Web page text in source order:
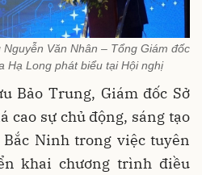
Văn Nhân – Tổng Giám đốc
Hạ Long phát biểu tại Hội nghị
Bảo Trung, Giám đốc Sở
cao sự chủ động, sáng tạo
Ninh trong việc tuyên
khai chương trình điều